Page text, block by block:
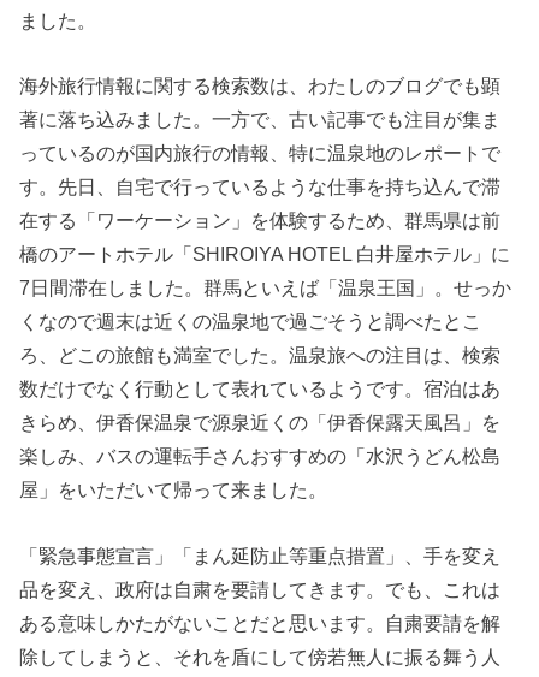
ました。
海外旅行情報に関する検索数は、わたしのブログでも顕
著に落ち込みました。一方で、古い記事でも注目が集ま
っているのが国内旅行の情報、特に温泉地のレポートで
す。先日、自宅で行っているような仕事を持ち込んで滞
在する「ワーケーション」を体験するため、群馬県は前
橋のアートホテル「SHIROIYA HOTEL 白井屋ホテル」に
7日間滞在しました。群馬といえば「温泉王国」。せっか
くなので週末は近くの温泉地で過ごそうと調べたとこ
ろ、どこの旅館も満室でした。温泉旅への注目は、検索
数だけでなく行動として表れているようです。宿泊はあ
きらめ、伊香保温泉で源泉近くの「伊香保露天風呂」を
楽しみ、バスの運転手さんおすすめの「水沢うどん松島
屋」をいただいて帰って来ました。
「緊急事態宣言」「まん延防止等重点措置」、手を変え
品を変え、政府は自粛を要請してきます。でも、これは
ある意味しかたがないことだと思います。自粛要請を解
除してしまうと、それを盾にして傍若無人に振る舞う人